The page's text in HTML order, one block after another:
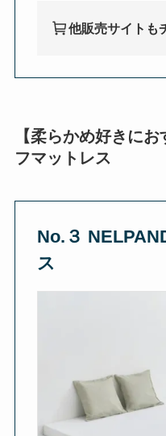
他販売サイトも
【柔らかめ好きに
フマットレス
No.３
ス